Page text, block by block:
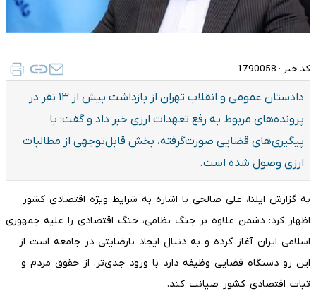
کد خبر : 1790058
دادستان عمومی و انقلاب تهران از بازداشت بیش از ۱۳ نفر در
پرونده‌های مربوط به رفع تعهدات ارزی خبر داد و گفت: با
پیگیری‌های قضایی صورت‌گرفته، بخش قابل‌توجهی از مطالبات
ارزی وصول شده است.
به گزارش ایلنا، علی صالحی با اشاره به شرایط ویژه اقتصادی کشور
اظهار کرد: دشمن علاوه بر جنگ نظامی، جنگ اقتصادی را علیه جمهوری
اسلامی ایران آغاز کرده و به دنبال ایجاد نارضایتی در جامعه است از
این رو دستگاه قضایی وظیفه دارد با ورود جدی‌تر، از حقوق مردم و
ثبات اقتصادی کشور صیانت کند.